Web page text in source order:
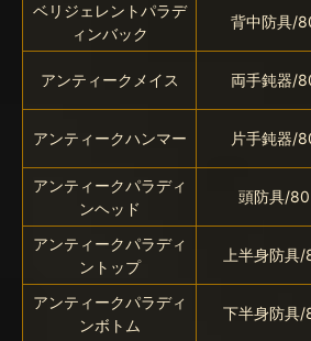
ベリジェレントパラデ
ィンバック
背中防具/
アンティークメイス 両手鈍器/
アンティークハンマー 片手鈍器/
アンティークパラディ
ンヘッド
頭防具/80
アンティークパラディ
ントップ
上半身防具/
アンティークパラディ
ンボトム
下半身防具/